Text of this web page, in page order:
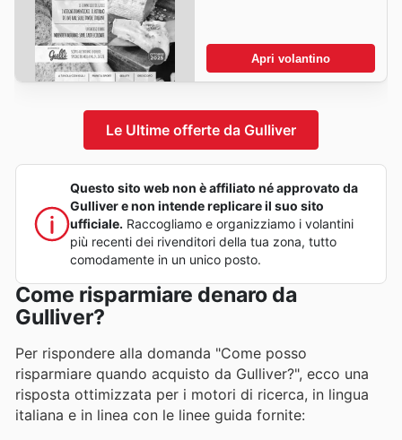
Apri volantino
Le Ultime offerte da Gulliver
Questo sito web non è affiliato né approvato da
Gulliver e non intende replicare il suo sito
ufficiale. Raccogliamo e organizziamo i volantini
più recenti dei rivenditori della tua zona, tutto
comodamente in un unico posto.
Come risparmiare denaro da
Gulliver?
Per rispondere alla domanda "Come posso
risparmiare quando acquisto da Gulliver?", ecco una
risposta ottimizzata per i motori di ricerca, in lingua
italiana e in linea con le linee guida fornite: